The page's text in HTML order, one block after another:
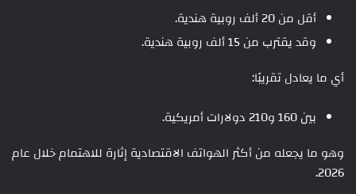
أقل من 20 ألف روبية هندية.
وقد يقترب من 15 ألف روبية هندية.
أي ما يعادل تقريبًا:
بين 160 و210 دولارات أمريكية.
وهو ما يجعله من أكثر الهواتف الاقتصادية إثارة للاهتمام خلال عام
2026.